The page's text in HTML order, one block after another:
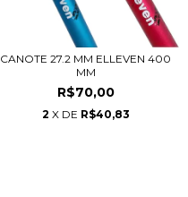
CANOTE 27.2 MM ELLEVEN 400
MM
R$70,00
2 X DE R$40,83